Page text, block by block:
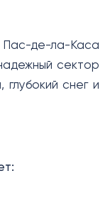
Пас-де-ла-Каса
сектор
снег и